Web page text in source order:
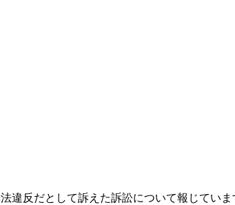
違反だとして訴えた訴訟について報じてい